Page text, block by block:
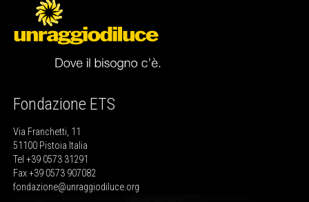
Fondazione ETS
Via Franchetti, 11
51100 Pistoia Italia
Tel +39 0573 31291
Fax +39 0573 907082
fondazione@unraggiodiluce.org